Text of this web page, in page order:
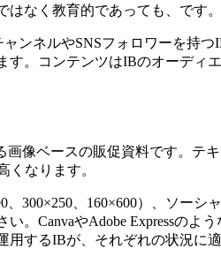
なく教育的であっても、です。
ンネルやSNSフォロワーを持
。コンテンツはIBのオーディ
像ベースの販促資料です。テ
なります。
300×250、160×600）、ソー
。CanvaやAdobe Expressのよ
するIBが、それぞれの状況に